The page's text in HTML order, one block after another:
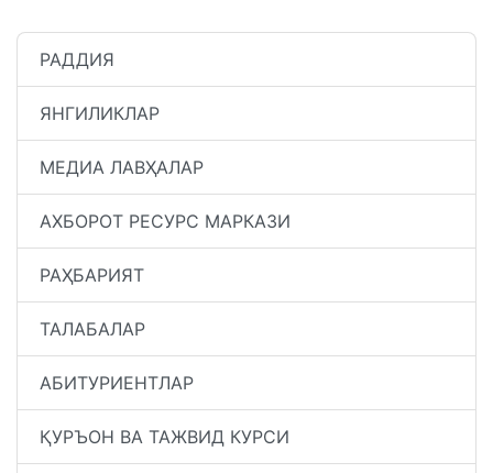
РАДДИЯ
ЯНГИЛИКЛАР
МЕДИА ЛАВҲАЛАР
АХБОРОТ РЕСУРС МАРКАЗИ
РАҲБАРИЯТ
ТАЛАБАЛАР
АБИТУРИЕНТЛАР
ҚУРЪОН ВА ТАЖВИД КУРСИ